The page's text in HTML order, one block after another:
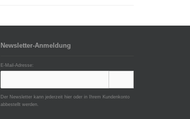
Newsletter-Anmeldung
E-Mail-Adresse:
Der Newsletter kann jederzeit hier oder in Ihrem Kundenkonto
abbestellt werden.